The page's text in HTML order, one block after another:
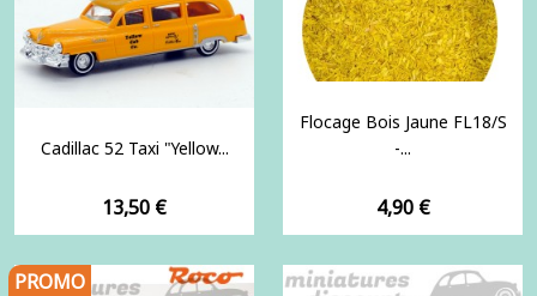
Cadillac 52 Taxi "yellow...
Prix
13,50 €
Flocage Bois Jaune FL18/S
-...
Prix
4,90 €
PROMO